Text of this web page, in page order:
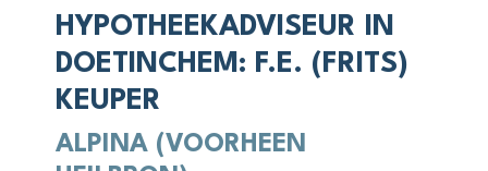
HYPOTHEEKADVISEUR IN
DOETINCHEM: F.E. (FRITS)
KEUPER
ALPINA (VOORHEEN